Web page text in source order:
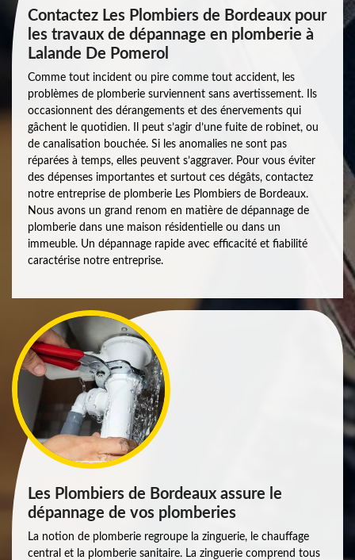
Contactez Les Plombiers de Bordeaux pour
les travaux de dépannage en plomberie à
Lalande De Pomerol
Comme tout incident ou pire comme tout accident, les
problèmes de plomberie surviennent sans avertissement. Ils
occasionnent des dérangements et des énervements qui
gâchent le quotidien. Il peut s’agir d’une fuite de robinet, ou
de canalisation bouchée. Si les anomalies ne sont pas
réparées à temps, elles peuvent s’aggraver. Pour vous éviter
des dépenses importantes et surtout ces dégâts, contactez
notre entreprise de plomberie Les Plombiers de Bordeaux.
Nous avons un grand renom en matière de dépannage de
plomberie dans une maison résidentielle ou dans un
immeuble. Un dépannage rapide avec efficacité et fiabilité
caractérise notre entreprise.
Les Plombiers de Bordeaux assure le
dépannage de vos plomberies
La notion de plomberie regroupe la zinguerie, le chauffage
central et la plomberie sanitaire. La zinguerie comprend tous